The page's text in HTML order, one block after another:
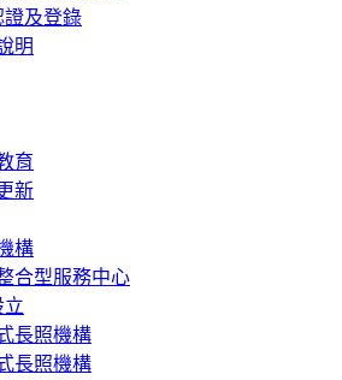
證及登錄
明
育
新
構
合型服務中心
立
長照機構
長照機構